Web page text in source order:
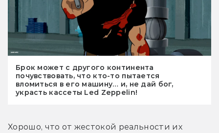
Брок может с другого континента
почувствовать, что кто-то пытается
вломиться в его машину… и, не дай бог,
украсть кассеты Led Zeppelin!
Хорошо, что от жестокой реальности их